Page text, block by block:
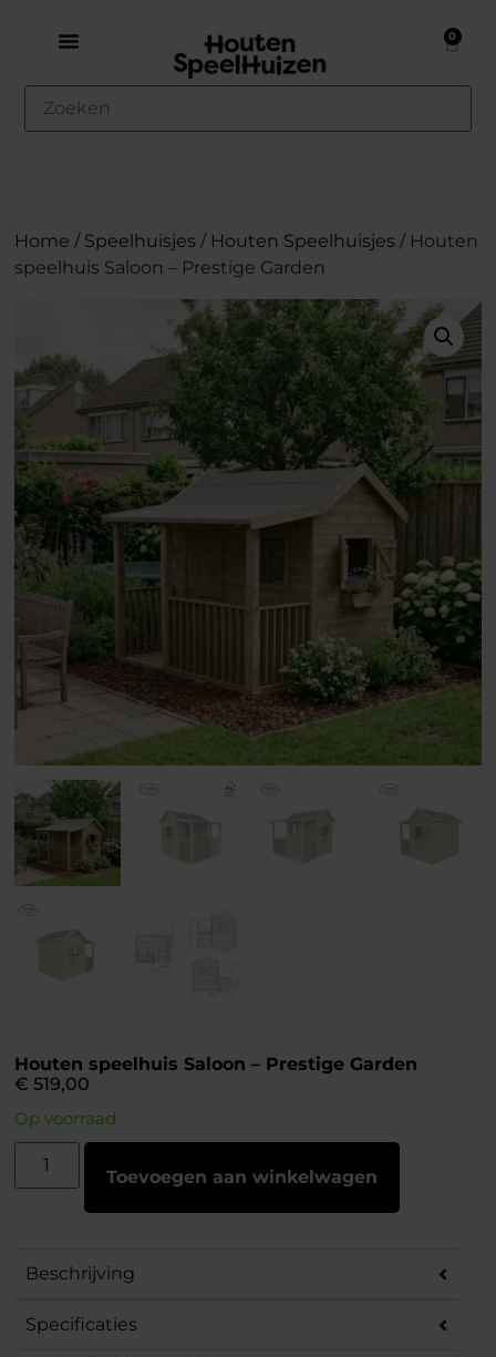
0
Houten speelhuis Saloon – Prestige Garden
€ 519,00
Op voorraad
Toevoegen aan winkelwagen
Beschrijving
Specificaties
Home / Speelhuisjes / Houten Speelhuisjes / Houten
speelhuis Saloon – Prestige Garden